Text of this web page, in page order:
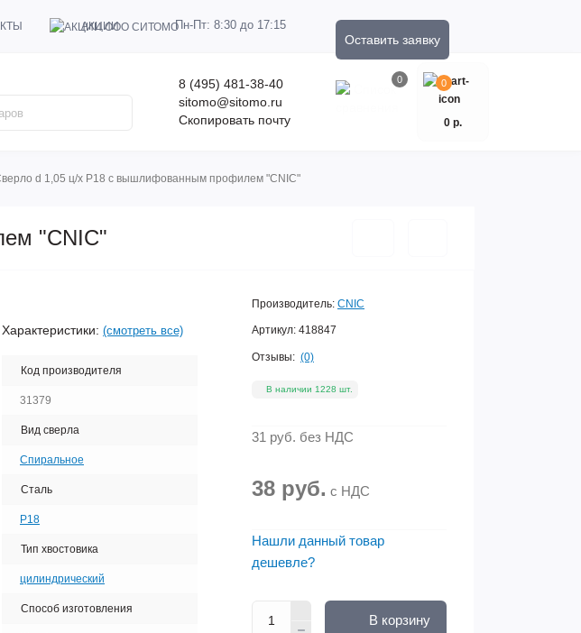
АКЦИИ Пн-Пт: 8:30 до 17:15
Оставить заявку
8 (495) 481-38-40
sitomo@sitomo.ru
Скопировать почту
0 0
0 р.
d 1,05 ц/х Р18 с вышлифованным профилем "CNIC"
"CNIC"
Характеристики: (смотреть все)
Код производителя
31379
Вид сверла
Спиральное
Сталь
Р18
Тип хвостовика
цилиндрический
Способ изготовления
Производитель: CNIC
Артикул: 418847
Отзывы: (0)
В наличии 1228 шт.
31 руб. без НДС
38 руб. с НДС
Нашли данный товар
дешевле?
В корзину